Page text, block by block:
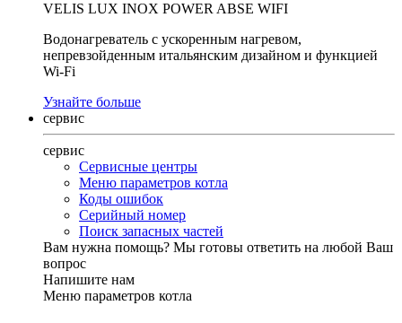
VELIS LUX INOX POWER ABSE WIFI
Водонагреватель с ускоренным нагревом,
непревзойденным итальянским дизайном и функцией
Wi-Fi
Узнайте больше
сервис
сервис
Сервисные центры
Меню параметров котла
Коды ошибок
Серийный номер
Поиск запасных частей
Вам нужна помощь? Мы готовы ответить на любой Ваш
вопрос
Напишите нам
Меню параметров котла